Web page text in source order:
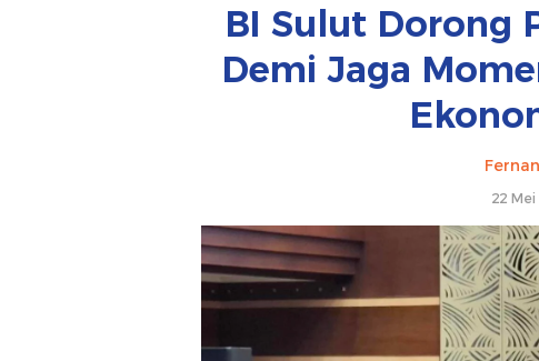
BI Sulut Dorong
Demi Jaga
22